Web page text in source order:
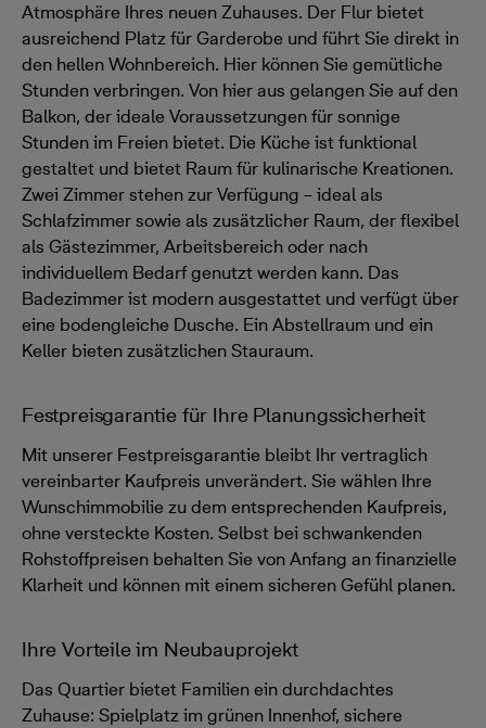
Atmosphäre Ihres neuen Zuhauses. Der Flur bietet
ausreichend Platz für Garderobe und führt Sie direkt in
den hellen Wohnbereich. Hier können Sie gemütliche
Stunden verbringen. Von hier aus gelangen Sie auf den
Balkon, der ideale Voraussetzungen für sonnige
Stunden im Freien bietet. Die Küche ist funktional
gestaltet und bietet Raum für kulinarische Kreationen.
Zwei Zimmer stehen zur Verfügung – ideal als
Schlafzimmer sowie als zusätzlicher Raum, der flexibel
als Gästezimmer, Arbeitsbereich oder nach
individuellem Bedarf genutzt werden kann. Das
Badezimmer ist modern ausgestattet und verfügt über
eine bodengleiche Dusche. Ein Abstellraum und ein
Keller bieten zusätzlichen Stauraum.
Festpreisgarantie für Ihre Planungssicherheit
Mit unserer Festpreisgarantie bleibt Ihr vertraglich
vereinbarter Kaufpreis unverändert. Sie wählen Ihre
Wunschimmobilie zu dem entsprechenden Kaufpreis,
ohne versteckte Kosten. Selbst bei schwankenden
Rohstoffpreisen behalten Sie von Anfang an finanzielle
Klarheit und können mit einem sicheren Gefühl planen.
Ihre Vorteile im Neubauprojekt
Das Quartier bietet Familien ein durchdachtes
Zuhause: Spielplatz im grünen Innenhof, sichere